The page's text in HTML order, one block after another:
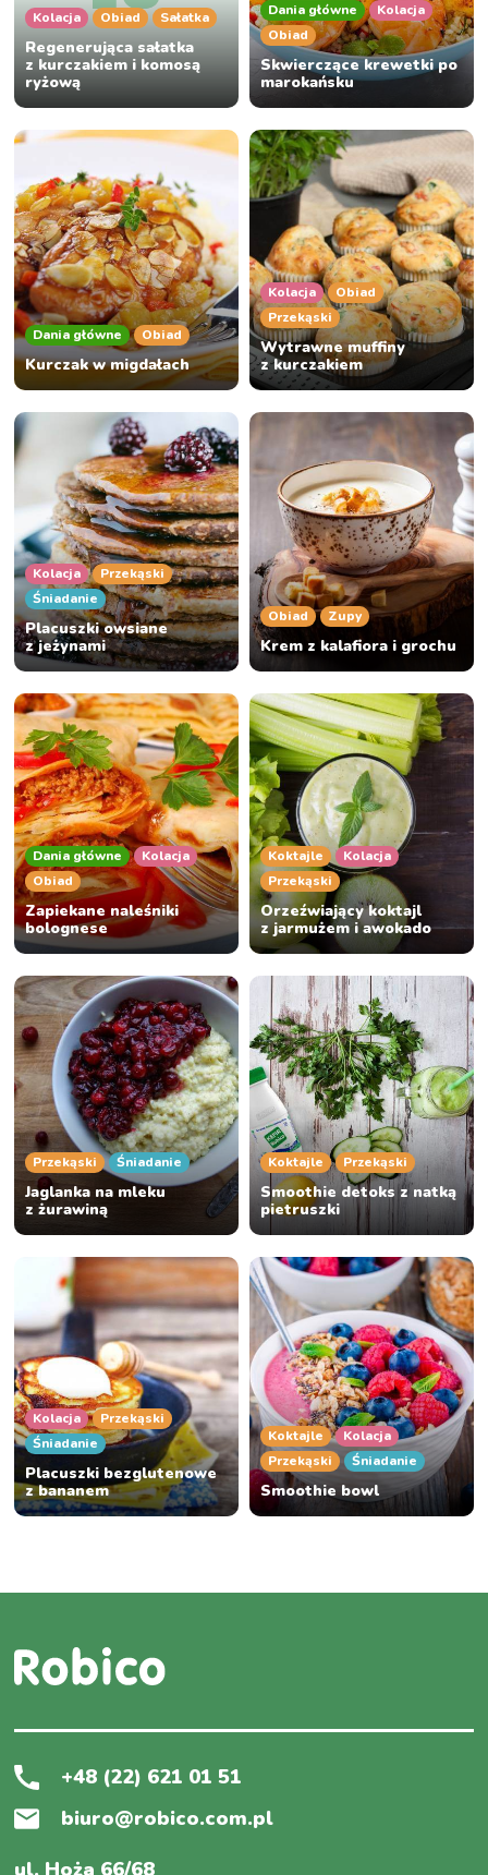
Kolacja Obiad Sałatka
Regenerująca sałatka
z kurczakiem i komosą
ryżową
Dania główne
Kolacja
Obiad
Skwierczące krewetki po
marokańsku
Dania główne Obiad
Kurczak w migdałach
Kolacja
Obiad
Przekąski
Wytrawne muffiny
z kurczakiem
Kolacja
Przekąski
Śniadanie
Placuszki owsiane
z jeżynami
Obiad Zupy
Krem z kalafiora i grochu
Dania główne
Kolacja
Obiad
Zapiekane naleśniki
bolognese
Koktajle
Kolacja
Przekąski
Orzeźwiający koktajl
z jarmużem i awokado
Przekąski Śniadanie
Jaglanka na mleku
z żurawiną
Koktajle Przekąski
Smoothie detoks z natką
pietruszki
Kolacja
Przekąski
Śniadanie
Placuszki bezglutenowe
z bananem
Koktajle
Kolacja
Przekąski
Śniadanie
Smoothie bowl
+48 (22) 621 01 51
biuro@robico.com.pl